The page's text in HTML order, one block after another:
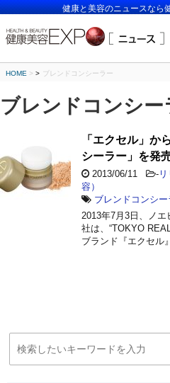
健康と美容のニュースなら
HOME > ブレンドコンシーラー
ブレンドコンシー
「エクセル」か
シーラー」を発
2013/06/11 -
容）
ブレンドコンシー
2013年7月3日、ノ
社は、“TOKYO
ブランド『エクセル